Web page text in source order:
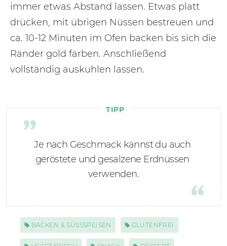
immer etwas Abstand lassen. Etwas platt
drücken, mit übrigen Nüssen bestreuen und
ca. 10-12 Minuten im Ofen backen bis sich die
Ränder gold färben. Anschließend
vollständig auskühlen lassen.
TIPP
Je nach Geschmack kannst du auch
geröstete und gesalzene Erdnüssen
verwenden.
BACKEN & SÜSSSPEISEN GLUTENFREI